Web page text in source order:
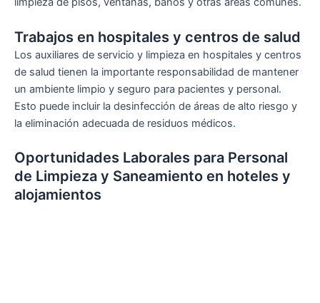
Trabajos en hospitales y centros de salud
Los auxiliares de servicio y limpieza en hospitales y centros
de salud tienen la importante responsabilidad de mantener
un ambiente limpio y seguro para pacientes y personal.
Esto puede incluir la desinfección de áreas de alto riesgo y
la eliminación adecuada de residuos médicos.
Oportunidades Laborales para Personal
de Limpieza y Saneamiento en hoteles y
alojamientos